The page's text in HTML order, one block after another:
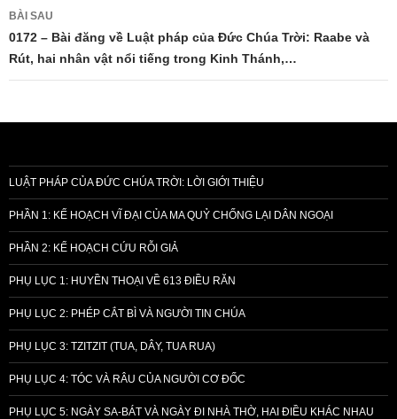
viết
BÀI SAU
0172 – Bài đăng về Luật pháp của Đức Chúa Trời: Raabe và
Rút, hai nhân vật nổi tiếng trong Kinh Thánh,…
LUẬT PHÁP CỦA ĐỨC CHÚA TRỜI: LỜI GIỚI THIỆU
PHẦN 1: KẾ HOẠCH VĨ ĐẠI CỦA MA QUỶ CHỐNG LẠI DÂN NGOẠI
PHẦN 2: KẾ HOẠCH CỨU RỖI GIẢ
PHỤ LỤC 1: HUYỀN THOẠI VỀ 613 ĐIỀU RĂN
PHỤ LỤC 2: PHÉP CẮT BÌ VÀ NGƯỜI TIN CHÚA
PHỤ LỤC 3: TZITZIT (TUA, DÂY, TUA RUA)
PHỤ LỤC 4: TÓC VÀ RÂU CỦA NGƯỜI CƠ ĐỐC
PHỤ LỤC 5: NGÀY SA-BÁT VÀ NGÀY ĐI NHÀ THỜ, HAI ĐIỀU KHÁC NHAU